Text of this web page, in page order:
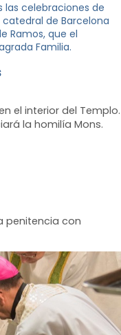
las celebraciones de
de Barcelona
Ramos, que el
Familia.
el interior del Templo.
la homilía Mons.
penitencia con